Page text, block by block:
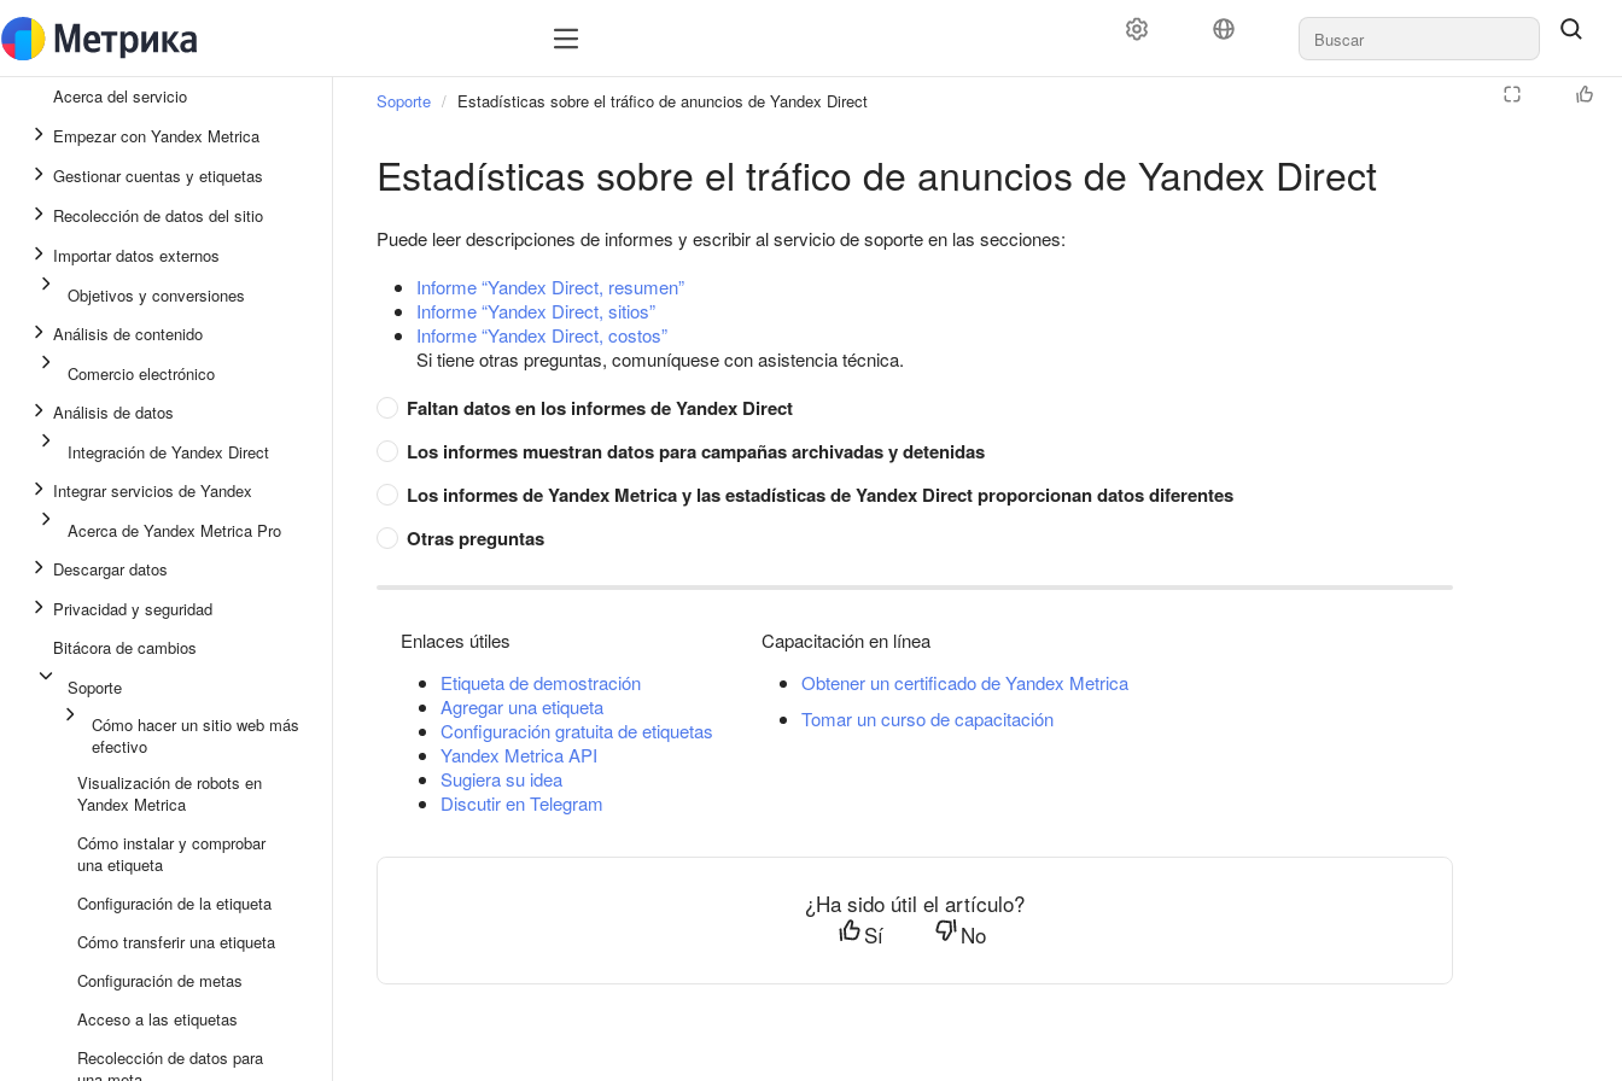
Acerca del servicio
Empezar con Yandex Metrica
Gestionar cuentas y etiquetas
Recolección de datos del sitio
Importar datos externos
Objetivos y conversiones
Análisis de contenido
Comercio electrónico
Análisis de datos
Integración de Yandex Direct
Integrar servicios de Yandex
Acerca de Yandex Metrica Pro
Descargar datos
Privacidad y seguridad
Bitácora de cambios
Soporte
Cómo hacer un sitio web más
efectivo
Visualización de robots en
Yandex Metrica
Cómo instalar y comprobar
una etiqueta
Configuración de la etiqueta
Cómo transferir una etiqueta
Configuración de metas
Acceso a las etiquetas
Recolección de datos para
Soporte Estadísticas sobre el tráfico de anuncios de Yandex Direct
Estadísticas sobre el tráfico de anuncios de Yandex Direct
Puede leer descripciones de informes y escribir al servicio de soporte en las secciones:
Informe “Yandex Direct, resumen”
Informe “Yandex Direct, sitios”
Informe “Yandex Direct, costos”
Si tiene otras preguntas, comuníquese con asistencia técnica.
Faltan datos en los informes de Yandex Direct
Los informes muestran datos para campañas archivadas y detenidas
Los informes de Yandex Metrica y las estadísticas de Yandex Direct proporcionan datos diferentes
Otras preguntas
Enlaces útiles
Etiqueta de demostración
Agregar una etiqueta
Configuración gratuita de etiquetas
Yandex Metrica API
Sugiera su idea
Discutir en Telegram
Capacitación en línea
Obtener un certificado de Yandex Metrica
Tomar un curso de capacitación
¿Ha sido útil el artículo?
Sí
No